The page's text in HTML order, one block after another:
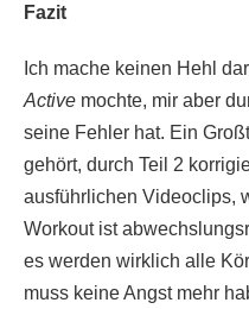
Fazit
Ich mache keinen Hehl
Active mochte, mir aber
seine Fehler hat. Ein
gehört, durch Teil 2
ausführlichen Videoclips,
Workout ist
es werden wirklich alle
muss keine Angst mehr